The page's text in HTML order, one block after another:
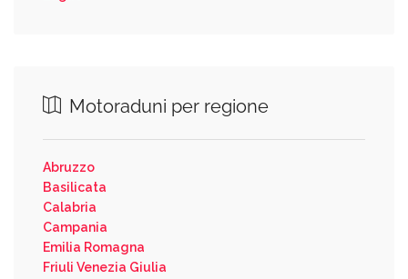
Motoraduni per regione
Abruzzo
Basilicata
Calabria
Campania
Emilia Romagna
Friuli Venezia Giulia